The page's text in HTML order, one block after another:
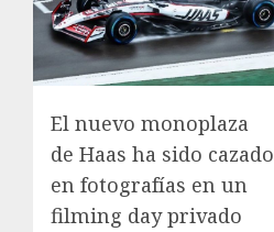
El nuevo monoplaza
de Haas ha sido cazado
en fotografías en un
filming day privado